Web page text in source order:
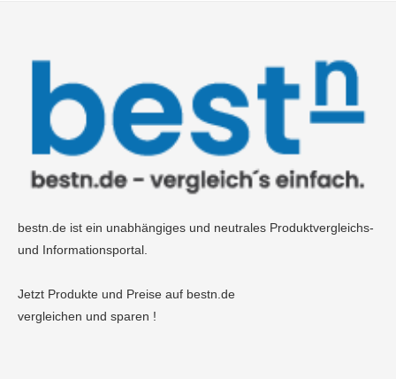
bestn.de ist ein unabhängiges und neutrales Produktvergleichs-
und Informationsportal.
Jetzt Produkte und Preise auf bestn.de
vergleichen und sparen !